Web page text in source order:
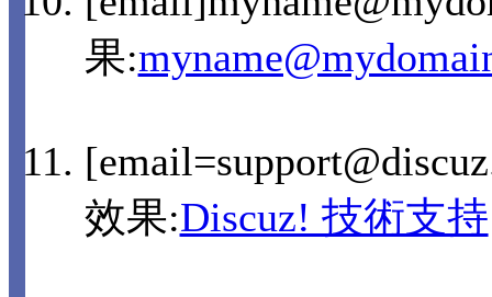
果:
效果:Discuz! 技術支持